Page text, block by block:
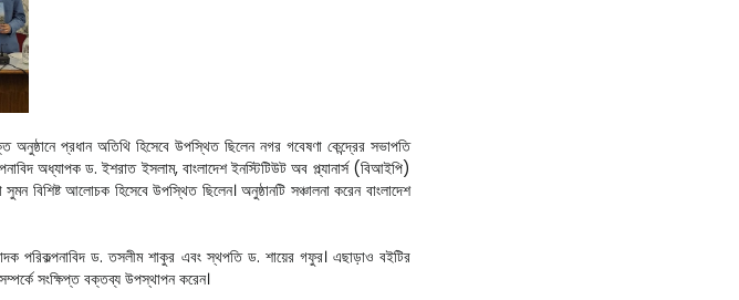
প্রধান অতিথি হিসেবে উপস্থিত ছিলেন নগর গবেষণা কেন্দ্রের সভাপতি
অধ্যাপক ড. ইশরাত ইসলাম, বাংলাদেশ ইনস্টিটিউট অব প্ল্যানার্স (বিআইপি)
বিশিষ্ট আলোচক হিসেবে উপস্থিত ছিলেন। অনুষ্ঠানটি সঞ্চালনা করেন বাংলাদেশ
ড. তসলীম শাকুর এবং স্থপতি ড. শায়ের গফুর। এছাড়াও বইটির
সংক্ষিপ্ত বক্তব্য উপস্থাপন করেন।